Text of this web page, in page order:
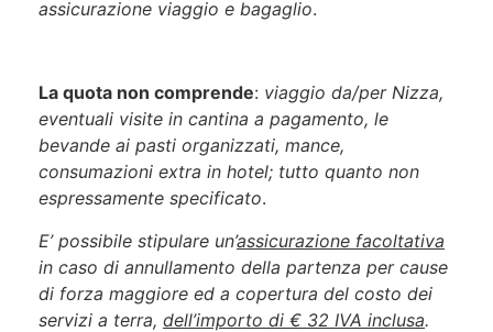
assicurazione viaggio e bagaglio.
La quota non comprende: viaggio da/per Nizza,
eventuali visite in cantina a pagamento, le
bevande ai pasti organizzati, mance,
consumazioni extra in hotel; tutto quanto non
espressamente specificato.
E’ possibile stipulare un’assicurazione facoltativa
in caso di annullamento della partenza per cause
di forza maggiore ed a copertura del costo dei
servizi a terra, dell’importo di € 32 IVA inclusa.